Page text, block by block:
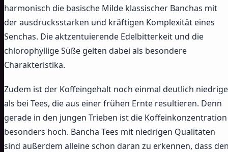
harmonisch die basische Milde klassischer Banchas mit
der ausdrucksstarken und kräftigen Komplexität eines
Senchas. Die aktzentuierende Edelbitterkeit und die
chlorophyllige Süße gelten dabei als besondere
Charakteristika.
Zudem ist der Koffeingehalt noch einmal deutlich
als bei Tees, die aus einer frühen Ernte resultieren. Denn
gerade in den jungen Trieben ist die Koffeinkonzentration
besonders hoch. Bancha Tees mit niedrigen Qualitäten
sind außerdem alleine schon daran zu erkennen, dass